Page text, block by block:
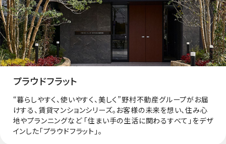
プラウドフラット
“暮らしやすく、使いやすく、美しく”野村不動産グループがお届
けする、賃貸マンションシリーズ。お客様の未来を想い、住み心
地やプランニングなど 「住まい手の生活に関わるすべて」をデザ
インした「プラウドフラット」。